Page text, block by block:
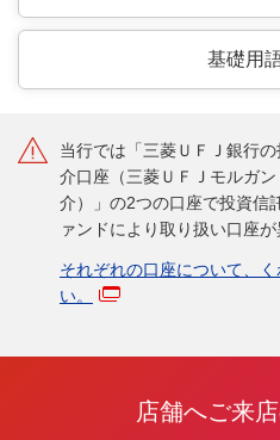
基礎用
当行では「三菱ＵＦＪ銀行
介口座（三菱ＵＦＪモルガ
介）」の2つの口座で投資信
ァンドにより取り扱い口座が
それぞれの口座について、
い。
店舗へご来